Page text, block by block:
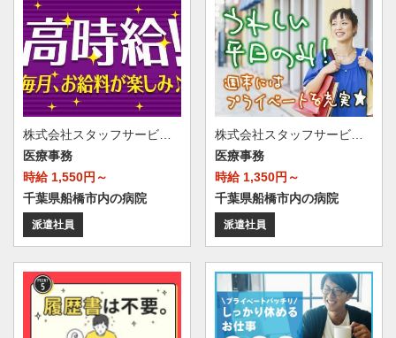
医療事務
時給 1,550円～
千葉県船橋市内の病院
派遣社員
医療事務
時給 1,350円～
千葉県船橋市内の病院
派遣社員